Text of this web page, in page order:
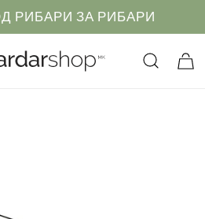
ОД РИБАРИ ЗА РИБАРИ